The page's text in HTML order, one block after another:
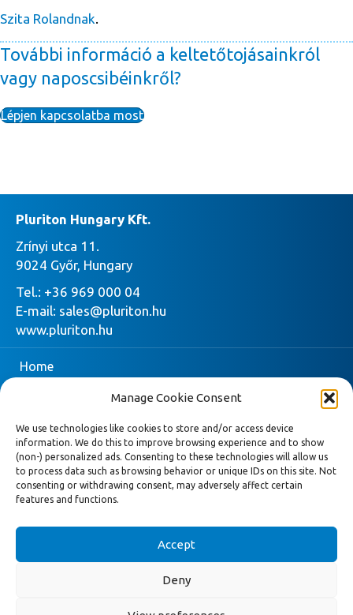
Manage Cookie Consent
We use technologies like cookies to store and/or access device
information. We do this to improve browsing experience and to show
(non-) personalized ads. Consenting to these technologies will allow us
to process data such as browsing behavior or unique IDs on this site. Not
consenting or withdrawing consent, may adversely affect certain
features and functions.
Accept
Deny
Szita Rolandnak
További információ a keltetőtojásainkról
vagy naposcsibéinkről?
Lépjen kapcsolatba most
Pluriton Hungary Kft.
Zrínyi utca 11.
9024 Győr, Hungary
Tel.: +36 969 000 04
E-mail: sales@pluriton.hu
www.pluriton.hu
Home
Pluriton
Most kérjen árajánlatot
Hírek
Kapcsolatba lépni